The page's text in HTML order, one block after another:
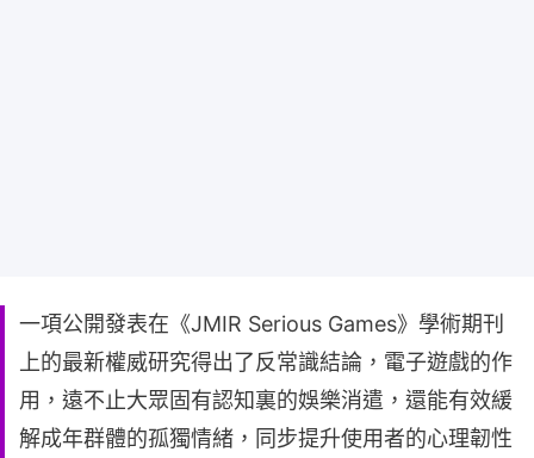
一項公開發表在《JMIR Serious Games》學術期刊
上的最新權威研究得出了反常識結論，電子遊戲的作
用，遠不止大眾固有認知裏的娛樂消遣，還能有效緩
解成年群體的孤獨情緒，同步提升使用者的心理韌性